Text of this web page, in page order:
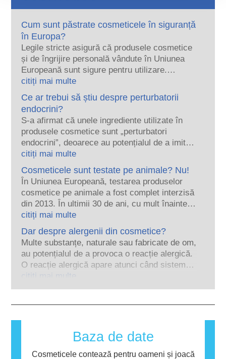
Cum sunt păstrate cosmeticele în siguranță
în Europa?
Legile stricte asigură că produsele cosmetice
și de îngrijire personală vândute în Uniunea
Europeană sunt sigure pentru utilizare.
Companiile, autoritățile naționale și europene
de reglementare împart responsabilitatea de a
păstra produsele cosmetice în siguranță.
citiți mai multe
Ce ar trebui să știu despre perturbatorii
endocrini?
S-a afirmat că unele ingrediente utilizate în
produsele cosmetice sunt „perturbatori
endocrini”, deoarece au potențialul de a imita
unele dintre proprietățile hormonilor noștri.
Doar pentru că ceva are potențialul de a imita
un hormon nu înseamnă că ne va perturba
sistemul endocrin. Multe substanțe, inclusiv
cele naturale, imită hormonii, dar foarte puține,
iar acestea sunt în mare parte medicamente
puternice, s-a dovedit vreodată că provoacă
perturbări ale sistemului endocrin. Evaluările
riguroase ale siguranței produselor realizate
de către experți științifici calificați pe care
companiile sunt obligate legal să le efectueze,
acoperă toate riscurile potențiale, inclusiv cele
citiți mai multe
Cosmeticele sunt testate pe animale? Nu!
În Uniunea Europeană, testarea produselor
cosmetice pe animale a fost complet interzisă
din 2013. În ultimii 30 de ani, cu mult înainte
ca interdicția să fie în vigoare, industria
cosmeticelor și a îngrijirii personale a investit
în cercetare și dezvoltare pentru a crea
alternative la instrumentele de testare pe
animale pentru a evalua siguranța
ingredientelor și produselor cosmetice.
citiți mai multe
Dar despre alergenii din cosmetice?
Multe substanțe, naturale sau fabricate de om,
au potențialul de a provoca o reacție alergică.
O reacție alergică apare atunci când sistemul
imunitar al unei persoane reacționează la
personală pot conține ingrediente care pot fi
alergene pentru unele persoane. Acest lucru
nu înseamnă că produsul nu este sigur pentru
citiți mai multe
Baza de date
Cosmeticele contează pentru oameni și joacă